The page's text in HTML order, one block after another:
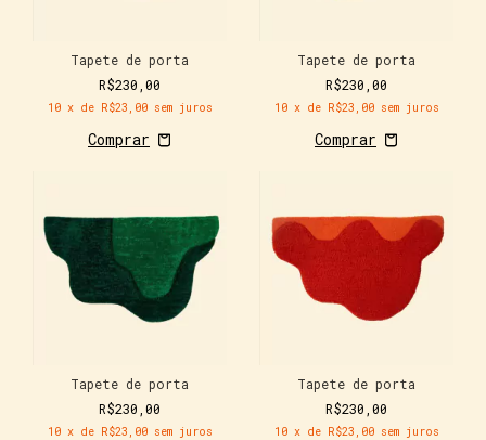
Tapete de porta
R$230,00
10 x de R$23,00 sem juros
Tapete de porta
R$230,00
10 x de R$23,00 sem juros
Tapete de porta
R$230,00
10 x de R$23,00 sem juros
Tapete de porta
R$230,00
10 x de R$23,00 sem juros